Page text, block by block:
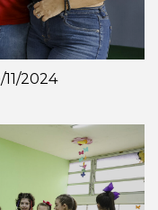
11/2024